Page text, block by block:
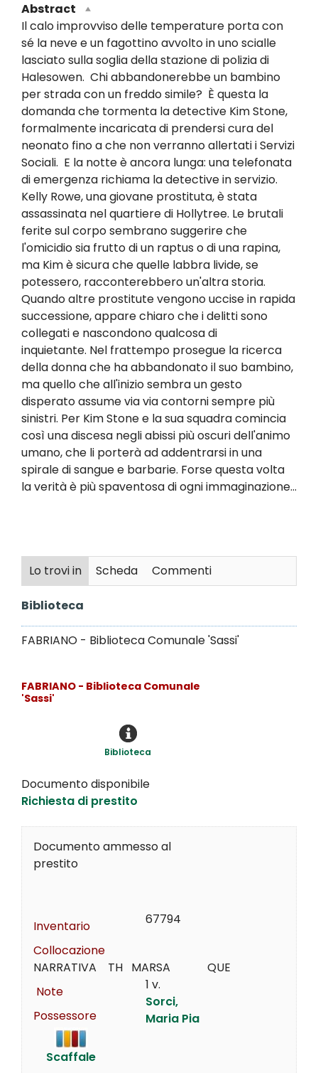
Abstract
Il calo improvviso delle temperature porta con
sé la neve e un fagottino avvolto in uno scialle
lasciato sulla soglia della stazione di polizia di
Halesowen. Chi abbandonerebbe un bambino
per strada con un freddo simile? È questa la
domanda che tormenta la detective Kim Stone,
formalmente incaricata di prendersi cura del
neonato fino a che non verranno allertati i Servizi
Sociali. E la notte è ancora lunga: una telefonata
di emergenza richiama la detective in servizio.
Kelly Rowe, una giovane prostituta, è stata
assassinata nel quartiere di Hollytree. Le brutali
ferite sul corpo sembrano suggerire che
l'omicidio sia frutto di un raptus o di una rapina,
ma Kim è sicura che quelle labbra livide, se
potessero, racconterebbero un'altra storia.
Quando altre prostitute vengono uccise in rapida
successione, appare chiaro che i delitti sono
collegati e nascondono qualcosa di
inquietante. Nel frattempo prosegue la ricerca
della donna che ha abbandonato il suo bambino,
ma quello che all'inizio sembra un gesto
disperato assume via via contorni sempre più
sinistri. Per Kim Stone e la sua squadra comincia
così una discesa negli abissi più oscuri dell'animo
umano, che li porterà ad addentrarsi in una
spirale di sangue e barbarie. Forse questa volta
la verità è più spaventosa di ogni immaginazione...
Lo trovi in Scheda Commenti
Biblioteca
FABRIANO - Biblioteca Comunale 'Sassi'
FABRIANO - Biblioteca Comunale
'Sassi'
Biblioteca
Documento disponibile
Richiesta di prestito
Documento ammesso al
prestito
Inventario
67794
Collocazione
NARRATIVA    TH   MARSA             QUE
Note
1 v.
Possessore
Sorci,
Maria Pia
Scaffale